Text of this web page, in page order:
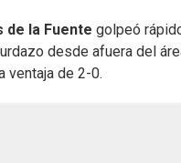
de la Fuente golpeó
desde afuera del
ventaja de 2-0.